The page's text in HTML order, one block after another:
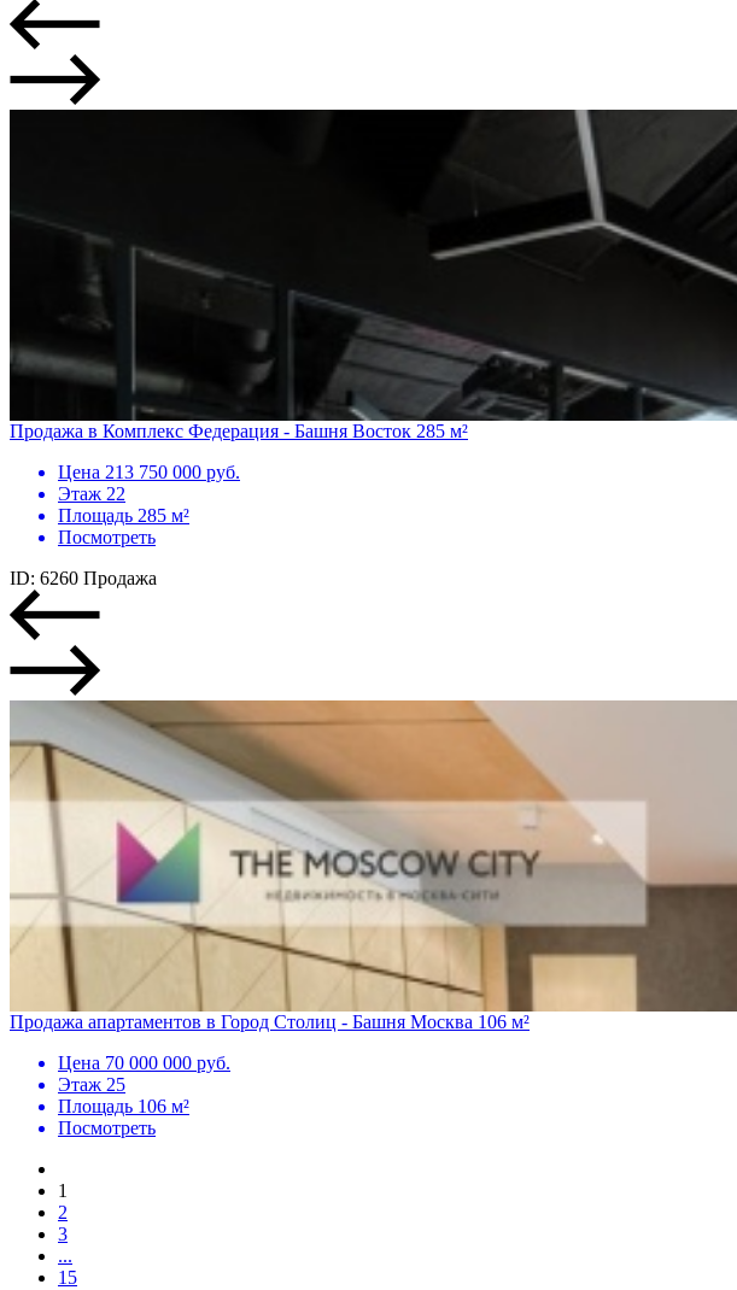
Продажа в Комплекс Федерация - Башня Восток 285 м²
Цена 213 750 000 руб.
Этаж 22
Площадь 285 м²
Посмотреть
ID: 6260 Продажа
Продажа апартаментов в Город Столиц - Башня Москва 106 м²
Цена 70 000 000 руб.
Этаж 25
Площадь 106 м²
Посмотреть
1
2
3
...
15